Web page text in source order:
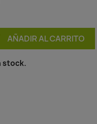
AÑADIR AL CARRITO
stock.